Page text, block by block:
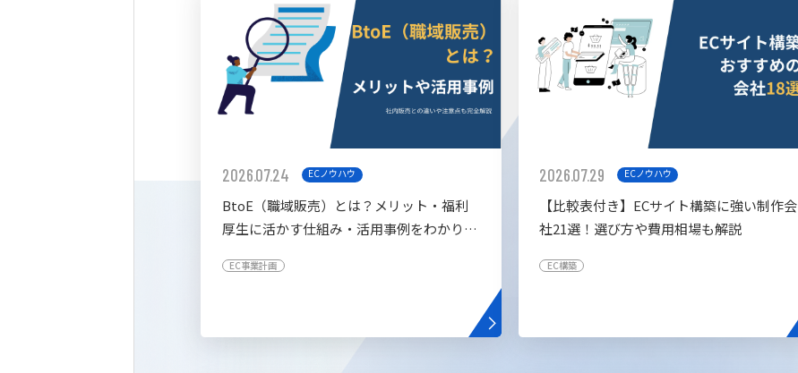
2026.07.24 ECノウハウ
BtoE（職域販売）とは？メリット・福利
厚生に活かす仕組み・活用事例をわかりや
EC事業計画
2026.07.29 ECノウハウ
【比較表付き】ECサイト構築に強い制作会
社21選！選び方や費用相場も解説
EC構築